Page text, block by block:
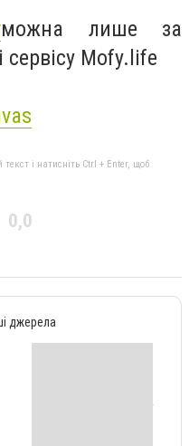
можна лише за
сервісу Mofy.life
і натисніть Ctrl + Enter, щоб
0,0
джерела